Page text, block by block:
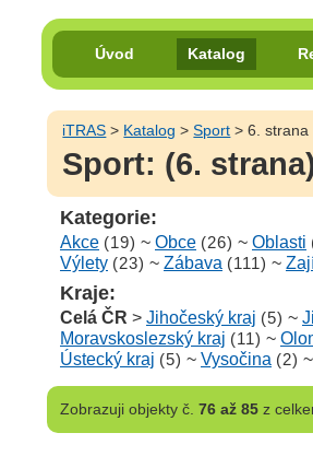
Úvod Katalog
iTRAS > Katalog >Sport > 6. strana
Sport: (6.
Kategorie:
Akce (19) ~ Obce (26) ~ Oblasti
Výlety (23) ~ Zábava (111) ~
Kraje:
Celá ČR > Jihočeský kraj (5) ~
Moravskoslezský kraj (11) ~
Ústecký kraj (5) ~ Vysočina (2) ~
Zobrazujiobjekty č. 76 až 85z